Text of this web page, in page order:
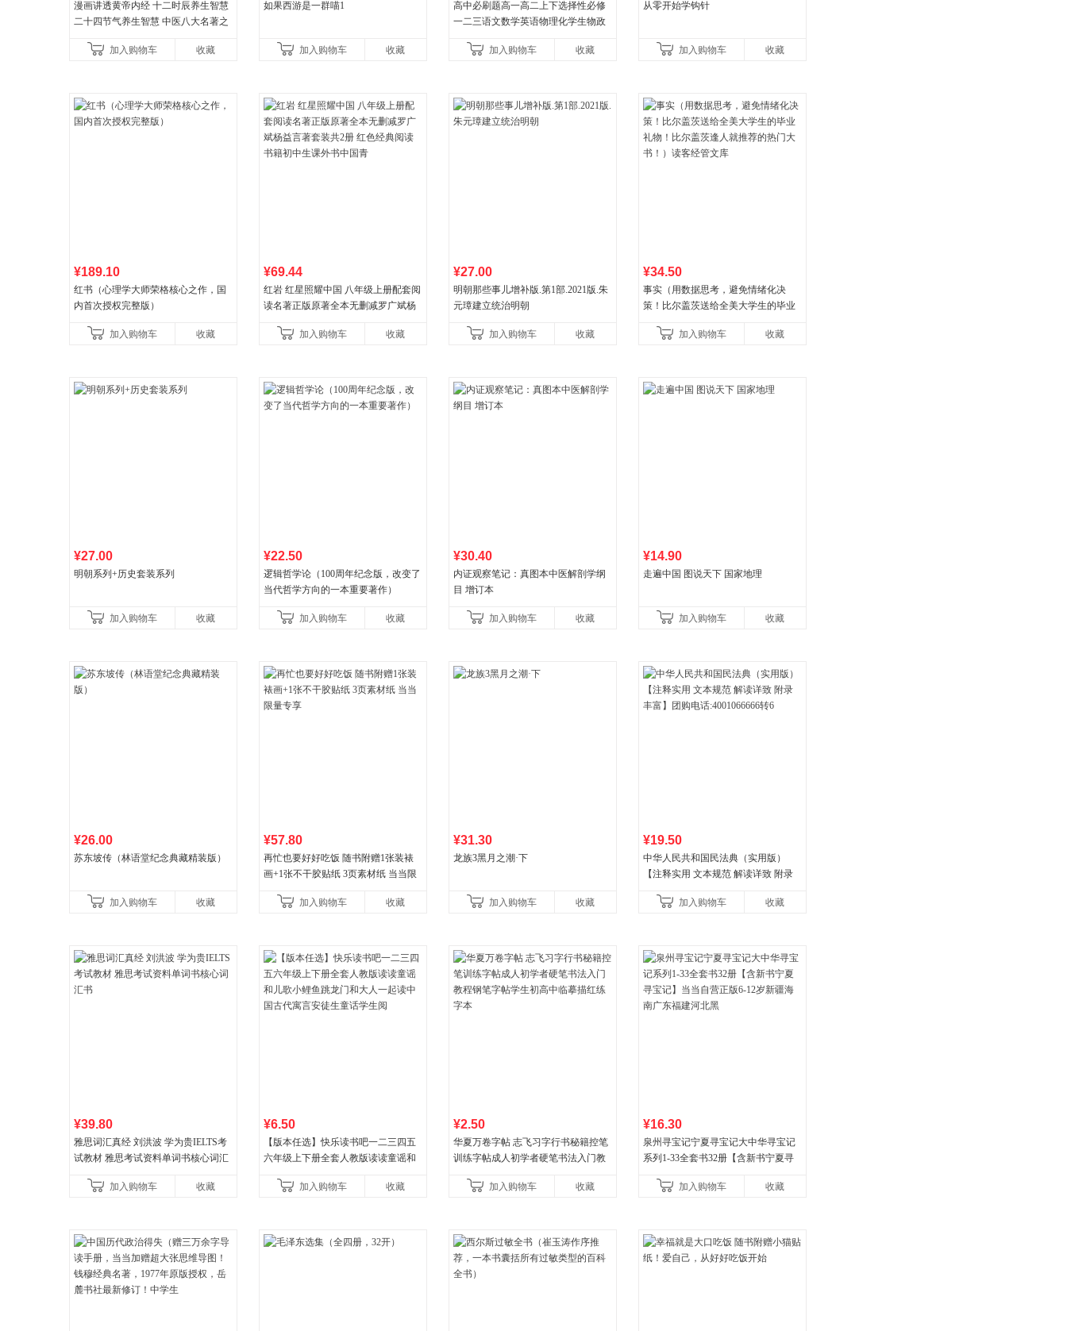
漫画讲透黄帝内经 十二时辰养生智慧
二十四节气养生智慧 中医八大名著之
加入购物车
收藏
如果西游是一群喵1
加入购物车 收藏
高中必刷题高一高二上下选择性必修
一二三语文数学英语物理化学生物政
教辅资料加入购物车 收藏
从零开始学钩针
加入购物车 收藏
¥189.10
红书（心理学大师荣格核心之作，国
内首次授权完整版）
加入购物车 收藏
¥69.44
红岩 红星照耀中国 八年级上册配套阅
读名著正版原著全本无删减罗广斌杨
初中生课外书中国青
加入购物车 收藏
¥27.00
明朝那些事儿增补版.第1部.2021版.朱
元璋建立统治明朝
加入购物车 收藏
¥34.50
事实（用数据思考，避免情绪化决
策！比尔盖茨送给全美大学生的毕业
书！）读客经管文库
加入购物车 收藏
¥27.00
明朝系列+历史套装系列
加入购物车 收藏
¥22.50
逻辑哲学论（100周年纪念版，改变了
当代哲学方向的一本重要著作）
加入购物车 收藏
¥30.40
内证观察笔记：真图本中医解剖学纲
目 增订本
加入购物车 收藏
¥14.90
走遍中国 图说天下 国家地理
加入购物车 收藏
¥26.00
苏东坡传（林语堂纪念典藏精装版）
加入购物车 收藏
¥57.80
再忙也要好好吃饭 随书附赠1张装裱
画+1张不干胶贴纸 3页素材纸 当当限
加入购物车
收藏
¥31.30
龙族3黑月之潮·下
加入购物车 收藏
¥19.50
中华人民共和国民法典（实用版）
【注释实用 文本规范 解读详致 附录
加入购物车
收藏
¥39.80
雅思词汇真经 刘洪波 学为贵IELTS考
试教材 雅思考试资料单词书核心词汇
加入购物车
收藏
¥6.50
【版本任选】快乐读书吧一二三四五
六年级上下册全套人教版读读童谣和
古代寓言安徒生童话学生阅
加入购物车 收藏
¥2.50
华夏万卷字帖 志飞习字行书秘籍控笔
训练字帖成人初学者硬笔书法入门教
加入购物车 收藏
¥16.30
泉州寻宝记宁夏寻宝记大中华寻宝记
系列1-33全套书32册【含新书宁夏寻
广东福建河北黑
加入购物车 收藏